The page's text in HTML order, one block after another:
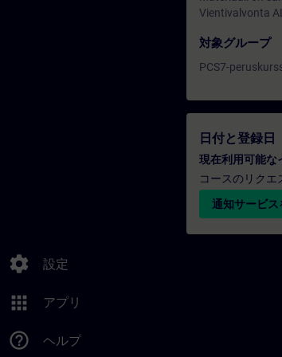
settings 設定
apps アプリ
help_outline ヘルプ
Vientivalvonta
対象グループ
PCS7-
日付と登録日
現在利用可能な
コースのリクエ
通知サービス